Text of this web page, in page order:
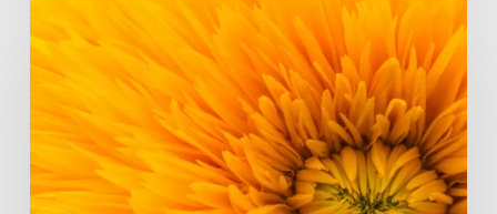
Trends
and
Technologies